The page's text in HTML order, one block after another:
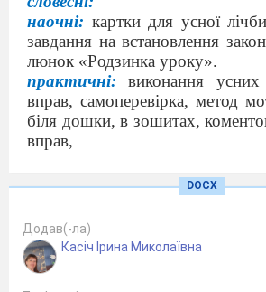
наочні: картки для усної
завдання на встановлення
люнок «Родзинка уроку».
практичні:
виконання
вправ, самоперевірка, метод
біля дошки, в зошитах,
вправ,
Структура:
DOCX
Додав(-ла)
Касіч Ірина Миколаївна